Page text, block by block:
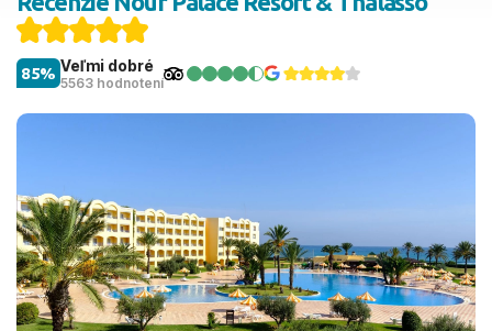
Veľmi dobré
5563 hodnotení
85%